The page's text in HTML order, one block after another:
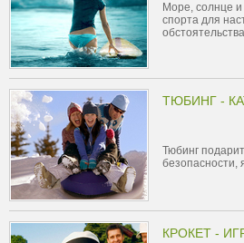
Море, солнце
спорта для
ТЮБИНГ -
Тюбинг
безопасности,
КРОКЕТ -